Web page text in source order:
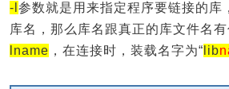
-l 参数就是用来指定程序要链接的库，
库名，那么库名跟真正的库文件名有
lname ，在连接时，装载名字为“ lib